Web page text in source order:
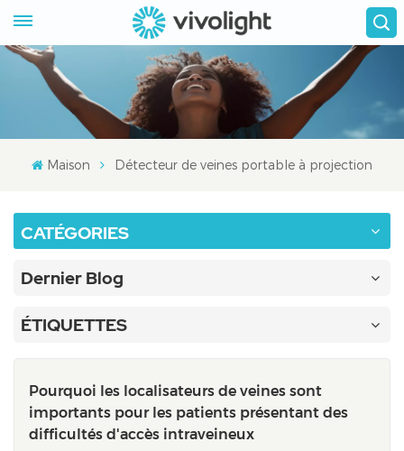
Maison Détecteur de veines portable à projection
CATÉGORIES
Dernier Blog
ÉTIQUETTES
Pourquoi les localisateurs de veines sont
importants pour les patients présentant des
difficultés d'accès intraveineux